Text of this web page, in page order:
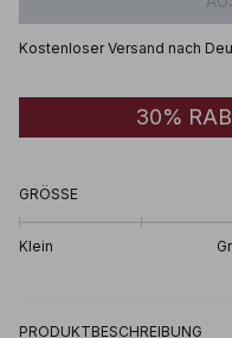
Kostenloser Versand nach
30%
GRÖSSE
Klein
PRODUKTBESCHREIBUNG